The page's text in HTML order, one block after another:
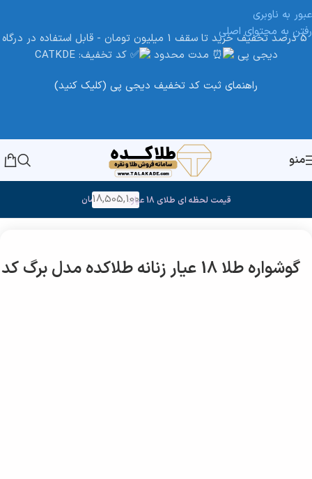
عبور به ناوبری
رفتن به محتوای اصلی
5 درصد تخفیف خرید تا سقف 1 میلیون تومان - قابل استفاده در درگاه
دیجی پی
مدت محدود
کد تخفیف: CATKDE
راهنمای ثبت کد تخفیف دیجی پی (کلیک کنید)
منو
تومان18,505,100 قیمت لحظه ای طلای 18 عیار:
گوشواره طلا 18 عیار زنانه طلاکده مدل برگ کد 2